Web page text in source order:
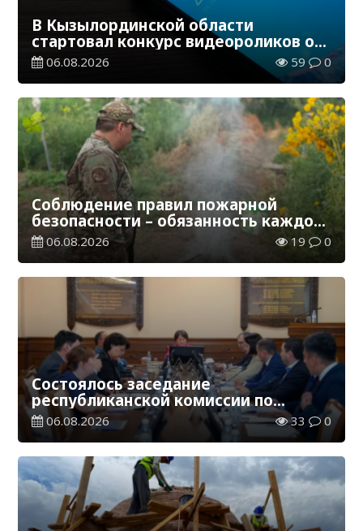
В Кызылординской области
стартовал конкурс видеороликов о
семейных ценностях и Конституции
06.08.2026 59 0
Соблюдение правил пожарной
безопасности – обязанность каждого
гражданина
06.08.2026 19 0
Состоялось заседание
республиканской комиссии по
присуждению образовательных
грантов
06.08.2026 33 0